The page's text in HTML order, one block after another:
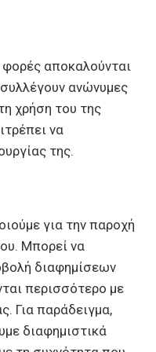
αποκαλούνται
ανώνυμες
χρήση του της
να
της.
για την παροχή
Μπορεί να
διαφημίσεων
περισσότερο με
Για παράδειγμα,
διαφημιστικά